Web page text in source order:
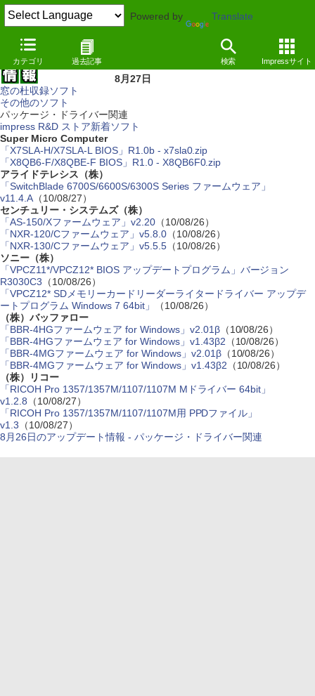
Powered by Translate
カテゴリ 過去記事 検索 Impressサイト
8月27日
窓の杜収録ソフト
その他のソフト
パッケージ・ドライバー関連
impress R&D ストア新着ソフト
Super Micro Computer
「X7SLA-H/X7SLA-L BIOS」R1.0b - x7sla0.zip
「X8QB6-F/X8QBE-F BIOS」R1.0 - X8QB6F0.zip
アライドテレシス（株）
「SwitchBlade 6700S/6600S/6300S Series ファームウェア」
v11.4.A（10/08/27）
センチュリー・システムズ（株）
「AS-150/Xファームウェア」v2.20（10/08/26）
「NXR-120/Cファームウェア」v5.8.0（10/08/26）
「NXR-130/Cファームウェア」v5.5.5（10/08/26）
ソニー（株）
「VPCZ11*/VPCZ12* BIOS アップデートプログラム」バージョン
R3030C3 （10/08/26）
「VPCZ12* SDメモリーカードリーダーライタードライバー アップデ
ートプログラム Windows 7 64bit」
（10/08/26）
（株）バッファロー
「BBR-4HGファームウェア for Windows」v2.01β（10/08/26）
「BBR-4HGファームウェア for Windows」v1.43β2 （10/08/26）
「BBR-4MGファームウェア for Windows」v2.01β（10/08/26）
「BBR-4MGファームウェア for Windows」v1.43β2 （10/08/26）
（株）リコー
「RICOH Pro 1357/1357M/1107/1107M Mドライバー 64bit」
v1.2.8 （10/08/27）
「RICOH Pro 1357/1357M/1107/1107M用 PPDファイル」
v1.3 （10/08/27）
8月26日のアップデート情報 - パッケージ・ドライバー関連